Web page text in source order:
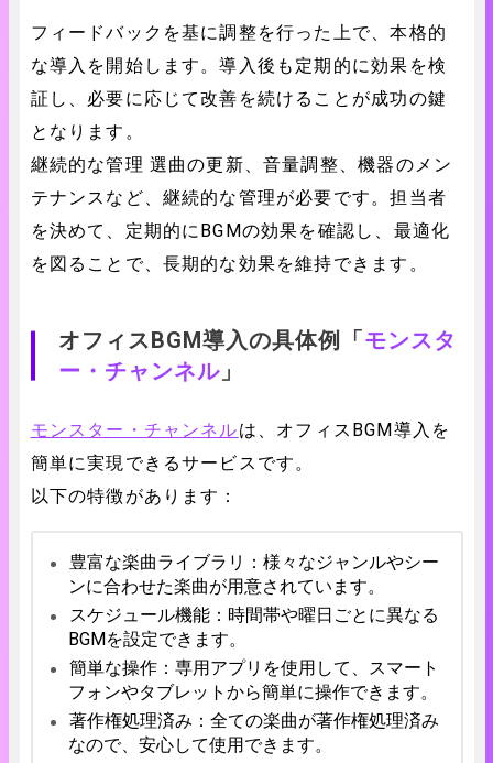
フィードバックを基に調整を行った上で、本格的
な導入を開始します。導入後も定期的に効果を検
証し、必要に応じて改善を続けることが成功の鍵
となります。
継続的な管理 選曲の更新、音量調整、機器のメン
テナンスなど、継続的な管理が必要です。担当者
を決めて、定期的にBGMの効果を確認し、最適化
を図ることで、長期的な効果を維持できます。
オフィスBGM導入の具体例「モンスタ
ー・チャンネル」
モンスター・チャンネルは、オフィスBGM導入を
簡単に実現できるサービスです。
以下の特徴があります：
豊富な楽曲ライブラリ：様々なジャンルやシー
ンに合わせた楽曲が用意されています。
スケジュール機能：時間帯や曜日ごとに異なる
BGMを設定できます。
簡単な操作：専用アプリを使用して、スマート
フォンやタブレットから簡単に操作できます。
著作権処理済み：全ての楽曲が著作権処理済み
なので、安心して使用できます。